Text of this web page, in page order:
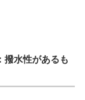
撥水性があるも